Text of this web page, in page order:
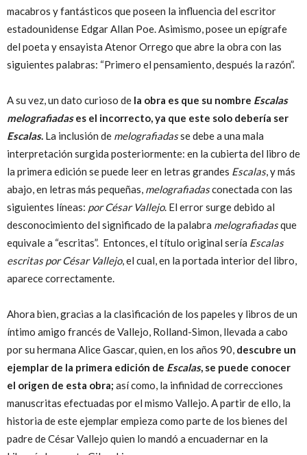
macabros y fantásticos que poseen la influencia del escritor
estadounidense Edgar Allan Poe. Asimismo, posee un epígrafe
del poeta y ensayista Atenor Orrego que abre la obra con las
siguientes palabras: “Primero el pensamiento, después la razón”.
A su vez, un dato curioso de la obra es que su nombre Escalas
melografiadases el incorrecto, ya que este solo debería ser
Escalas. La inclusión de melografiadasse debe a una mala
interpretación surgida posteriormente: en la cubierta del libro de
la primera edición se puede leer en letras grandes Escalas, y más
abajo, en letras más pequeñas, melografiadasconectada con las
siguientes líneas: por César Vallejo. El error surge debido al
desconocimiento del significado de la palabra melografiadasque
equivale a “escritas”. Entonces, el título original sería Escalas
escritas por César Vallejo, el cual, en la portada interior del libro,
aparece correctamente.
Ahora bien, gracias a la clasificación de los papeles y libros de un
íntimo amigo francés de Vallejo, Rolland-Simon, llevada a cabo
por su hermana Alice Gascar, quien, en los años 90, descubre un
ejemplar de la primera edición de Escalas, se puede conocer
el origen de esta obra; así como, la infinidad de correcciones
manuscritas efectuadas por el mismo Vallejo. A partir de ello, la
historia de este ejemplar empieza como parte de los bienes del
padre de César Vallejo quien lo mandó a encuadernar en la